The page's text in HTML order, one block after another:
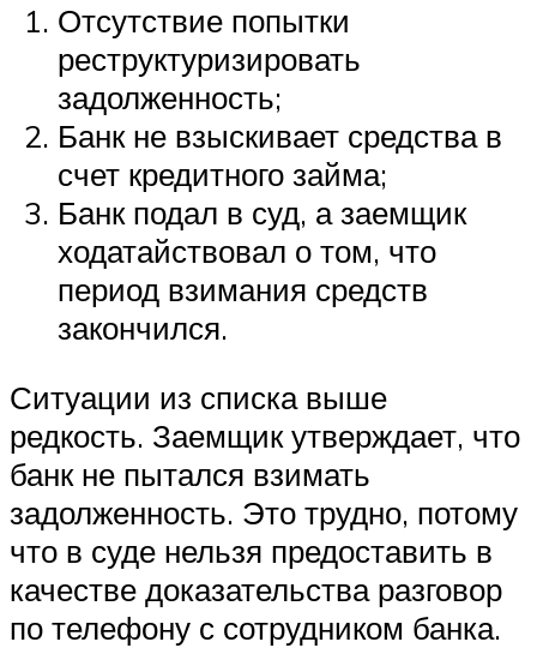
Отсутствие попытки
реструктуризировать
задолженность;
Банк не взыскивает средства в
счет кредитного займа;
Банк подал в суд, а заемщик
ходатайствовал о том, что
период взимания средств
закончился.
Ситуации из списка выше
редкость. Заемщик утверждает, что
банк не пытался взимать
задолженность. Это трудно, потому
что в суде нельзя предоставить в
качестве доказательства разговор
по телефону с сотрудником банка.